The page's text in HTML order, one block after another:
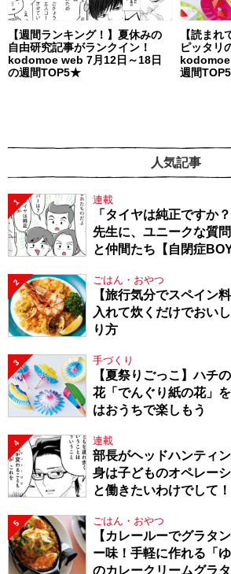
【週間ランキング！】夏休みの
自由研究記事がランクイン！
kodomoe web 7月12日～18日
の週間TOP5★
【読まれ
ピッタリ
kodomoe
週間
人気記事
1 連載
「タイヤは純正ですか
先生に、ユニークな質
と仲間たち【自閉症
2 ごはん・おやつ
【旅行気分でスペイン
入れて炊くだけでおい
り方
3 手づくり
【夏祭りごっこ】ハチ
花「でんぐり紙の花」
はおうちで楽しもう
4 連載
部長がヘッドハンティ
身は子どものオペレー
と働きたいわけでして
5 ごはん・おやつ
【カレールーでグラタ
ー味！手軽に作れる「
のカレークリームグラ